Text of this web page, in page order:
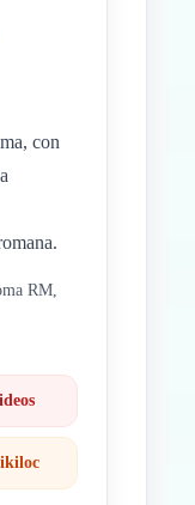
con
RM,